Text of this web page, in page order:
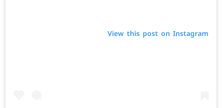
View this post on Instagram